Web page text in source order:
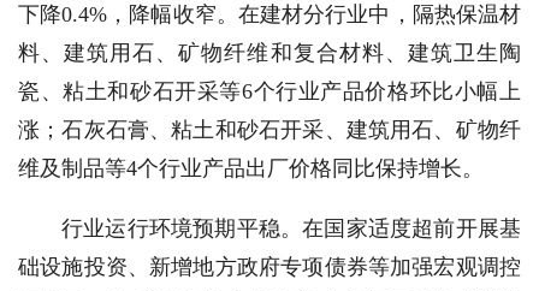
下降0.4%，降幅收窄。在建材分行业中，隔热保温材
料、建筑用石、矿物纤维和复合材料、建筑卫生陶
瓷、粘土和砂石开采等6个行业产品价格环比小幅上
涨；石灰石膏、粘土和砂石开采、建筑用石、矿物纤
维及制品等4个行业产品出厂价格同比保持增长。
行业运行环境预期平稳。在国家适度超前开展基
础设施投资、新增地方政府专项债券等加强宏观调控